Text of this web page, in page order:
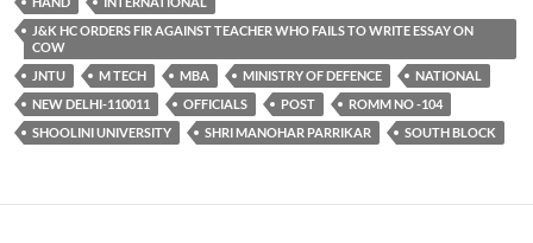
J&K HC ORDERS FIR AGAINST TEACHER WHO FAILS TO WRITE ESSAY ON
COW
JNTU
M TECH MBA MINISTRY OF DEFENCE
NATIONAL
NEW DELHI-110011
OFFICIALS POST
ROMM NO -104
SHOOLINI UNIVERSITY
SHRI MANOHAR PARRIKAR SOUTH BLOCK